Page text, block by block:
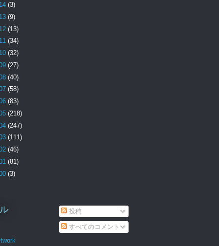
(3)
(9)
(13)
(34)
(32)
(27)
(40)
(58)
(83)
(218)
(247)
(111)
(46)
(81)
(3)
投稿
すべてのコメント